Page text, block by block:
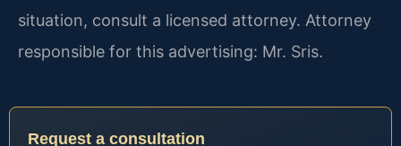
situation, consult a licensed attorney. Attorney
responsible for this advertising: Mr. Sris.
Request a consultation